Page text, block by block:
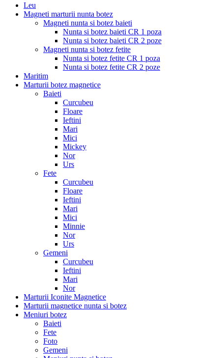
Leu
Magneti marturii nunta botez
Magneti nunta si botez baieti
Nunta si botez baieti CR 1 poza
Nunta si botez baieti CR 2 poze
Magneti nunta si botez fetite
Nunta si botez fetite CR 1 poza
Nunta si botez fetite CR 2 poze
Maritim
Marturii botez magnetice
Baieti
Curcubeu
Floare
Ieftini
Mari
Mici
Mickey
Nor
Urs
Fete
Curcubeu
Floare
Ieftini
Mari
Mici
Minnie
Nor
Urs
Gemeni
Curcubeu
Ieftini
Mari
Nor
Marturii Iconite Magnetice
Marturii magnetice nunta si botez
Meniuri botez
Baieti
Fete
Foto
Gemeni